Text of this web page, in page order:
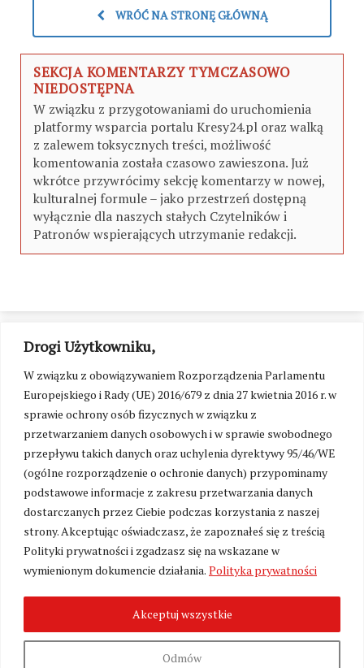
Drogi Użytkowniku,
W związku z obowiązywaniem Rozporządzenia Parlamentu
Europejskiego i Rady (UE) 2016/679 z dnia 27 kwietnia 2016 r. w
sprawie ochrony osób fizycznych w związku z
przetwarzaniem danych osobowych i w sprawie swobodnego
przepływu takich danych oraz uchylenia dyrektywy 95/46/WE
(ogólne rozporządzenie o ochronie danych) przypominamy
podstawowe informacje z zakresu przetwarzania danych
dostarczanych przez Ciebie podczas korzystania z naszej
strony. Akceptując oświadczasz, że zapoznałeś się z treścią
Polityki prywatności i zgadzasz się na wskazane w
wymienionym dokumencie działania. Polityka prywatności
Odmów
Akceptuj wszystkie
WRÓĆ NA STRONĘ GŁÓWNĄ
SEKCJA KOMENTARZY TYMCZASOWO
NIEDOSTĘPNA
W związku z przygotowaniami do uruchomienia
platformy wsparcia portalu Kresy24.pl oraz walką
z zalewem toksycznych treści, możliwość
komentowania została czasowo zawieszona. Już
wkrótce przywrócimy sekcję komentarzy w nowej,
kulturalnej formule – jako przestrzeń dostępną
wyłącznie dla naszych stałych Czytelników i
Patronów wspierających utrzymanie redakcji.
Zmień ustawienia cookies
2026. Wszelkie Prawa Zastrzeżone.
Polityka prywatności
Fundacja Wolność i Demokracja